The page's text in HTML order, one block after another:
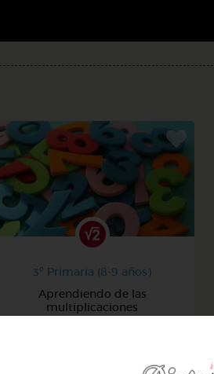
3º Primaria (8-9 años)
Aprendiendo de las
multiplicaciones